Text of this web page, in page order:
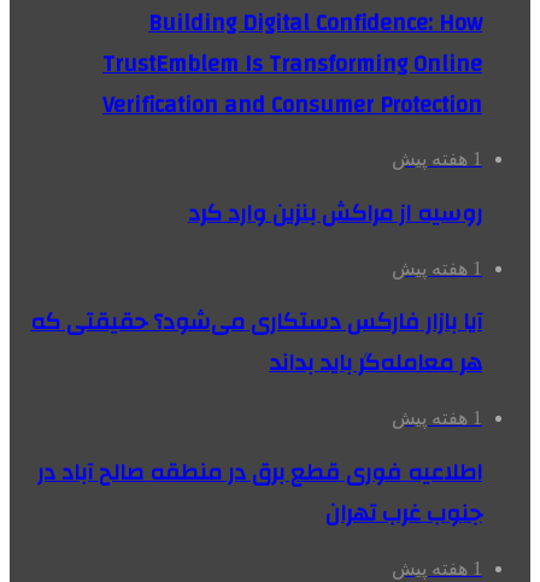
Building Digital Confidence: How
TrustEmblem Is Transforming Online
Verification and Consumer Protection
1 هفته پیش
روسیه از مراکش بنزین وارد کرد
1 هفته پیش
آیا بازار فارکس دستکاری می‌شود؟ حقیقتی که
هر معامله‌گر باید بداند
1 هفته پیش
اطلاعیه فوری قطع برق در منطقه صالح آباد در
جنوب غرب تهران
1 هفته پیش